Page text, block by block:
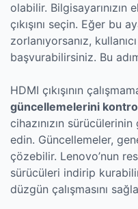
olabilir. Bilgisayarınızın
çıkışını seçin. Eğer bu
zorlanıyorsanız,
başvurabilirsiniz. Bu
HDMI çıkışının
güncellemelerini
cihazınızın
edin. Güncellemeler,
çözebilir. Lenovo’nun
sürücüleri indirip
düzgün çalışmasını